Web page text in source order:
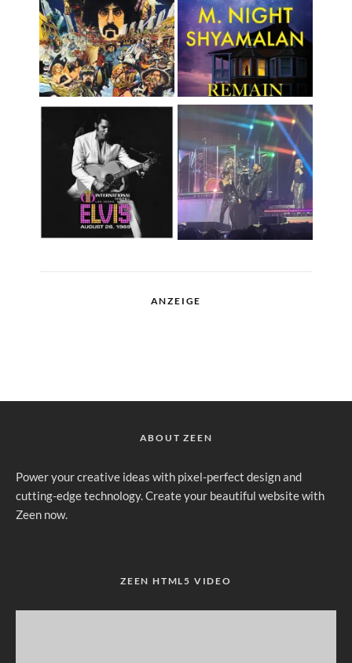
ANZEIGE
ABOUT ZEEN
Power your creative ideas with pixel-perfect design and
cutting-edge technology. Create your beautiful website with
Zeen now.
ZEEN HTML5 VIDEO